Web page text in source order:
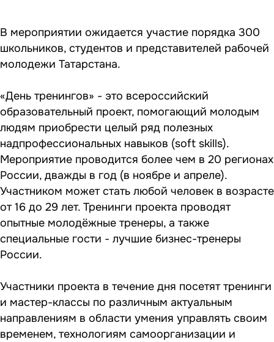
В мероприятии ожидается участие порядка 300
школьников, студентов и представителей рабочей
молодежи Татарстана.
«День тренингов» - это всероссийский
образовательный проект, помогающий молодым
людям приобрести целый ряд полезных
надпрофессиональных навыков (soft skills).
Мероприятие проводится более чем в 20 регионах
России, дважды в год (в ноябре и апреле).
Участником может стать любой человек в возрасте
от 16 до 29 лет. Тренинги проекта проводят
опытные молодёжные тренеры, а также
специальные гости - лучшие бизнес-тренеры
России.
Участники проекта в течение дня посетят тренинги
и мастер-классы по различным актуальным
направлениям в области умения управлять своим
временем, технологиям самоорганизации и